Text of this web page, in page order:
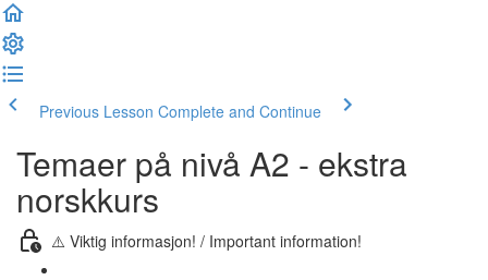
Previous Lesson Complete and Continue
Temaer på nivå A2 - ekstra
norskkurs
⚠️ Viktig informasjon! / Important information!